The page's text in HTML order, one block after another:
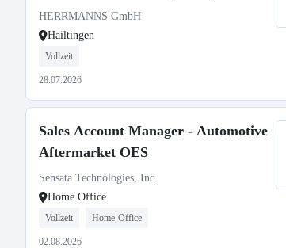
HERRMANNS GmbH
Hailtingen
Vollzeit
28.07.2026
Sales Account Manager - Automotive
Aftermarket OES
Sensata Technologies, Inc.
Home Office
Vollzeit Home-Office
02.08.2026